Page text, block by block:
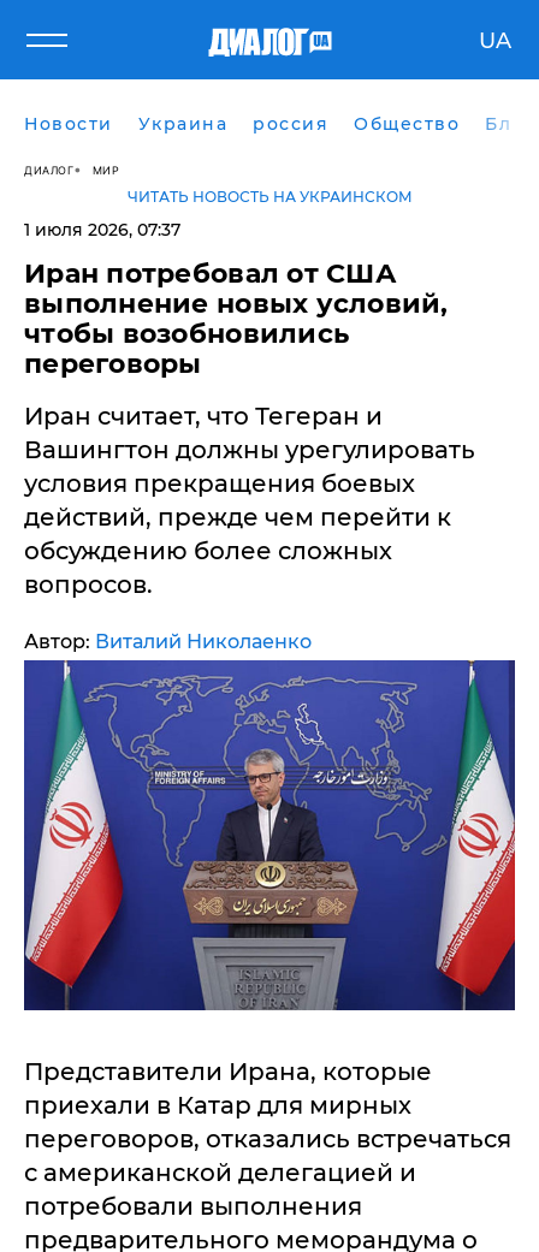
UA
Новости Украина россия Общество
ДИАЛОГ МИР
ЧИТАТЬ НОВОСТЬ НА УКРАИНСКОМ
1 июля 2026, 07:37
Иран потребовал от США
выполнение новых условий,
чтобы возобновились
переговоры
Иран считает, что Тегеран и
Вашингтон должны урегулировать
условия прекращения боевых
действий, прежде чем перейти к
обсуждению более сложных
вопросов.
Автор: Виталий Николаенко
Представители Ирана, которые
приехали в Катар для мирных
переговоров, отказались встречаться
с американской делегацией и
потребовали выполнения
предварительного меморандума о